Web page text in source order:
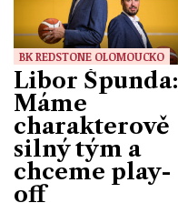
BK REDSTONE OLOMOUCKO
Libor Špunda:
Máme
charakterově
silný tým a
chceme play-
off